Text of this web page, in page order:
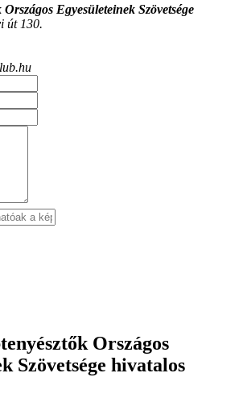
Egyesületeinek Szövetsége
út 130.
Országos
Szövetsége hivatalos